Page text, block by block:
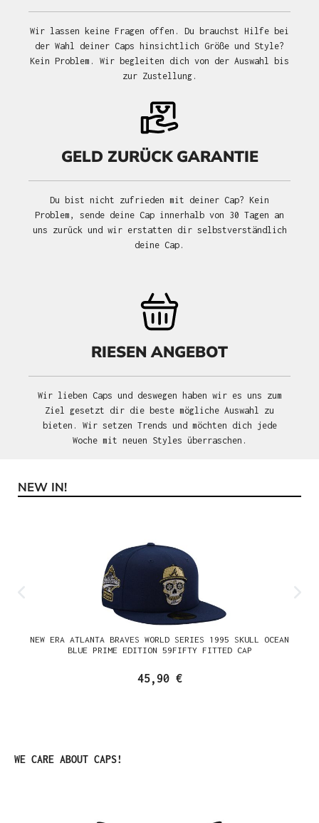
Wir lassen keine Fragen offen. Du brauchst Hilfe bei
der Wahl deiner Caps hinsichtlich Größe und Style?
Kein Problem. Wir begleiten dich von der Auswahl bis
zur Zustellung.
GELD ZURÜCK GARANTIE
Du bist nicht zufrieden mit deiner Cap? Kein
Problem, sende deine Cap innerhalb von 30 Tagen an
uns zurück und wir erstatten dir selbstverständlich
deine Cap.
RIESEN ANGEBOT
Wir lieben Caps und deswegen haben wir es uns zum
Ziel gesetzt dir die beste mögliche Auswahl zu
bieten. Wir setzen Trends und möchten dich jede
Woche mit neuen Styles überraschen.
Produktgalerie überspringen
NEW IN!
NEW ERA ATLANTA BRAVES WORLD SERIES 1995 SKULL OCEAN
BLUE PRIME EDITION 59FIFTY FITTED CAP
45,90 €
Produktgalerie überspringen
WE CARE ABOUT CAPS!